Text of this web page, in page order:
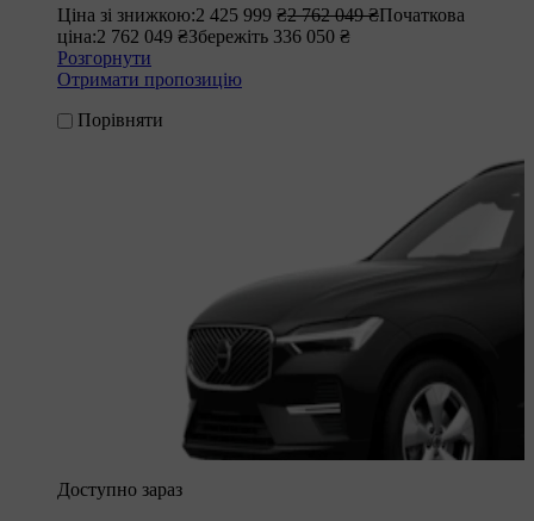
Ціна зі знижкою:2 425 999 ₴2 762 049 ₴Початкова
ціна:2 762 049 ₴Збережіть 336 050 ₴
Розгорнути
Отримати пропозицію
Порівняти
Доступно зараз